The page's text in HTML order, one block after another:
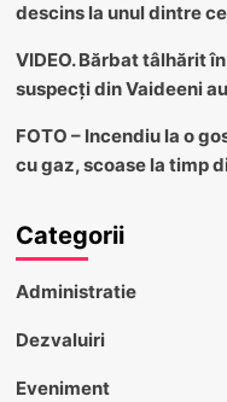
descins la unul dintre
VIDEO. Bărbat tâlhărit
suspecți din Vaideeni
FOTO – Incendiu la o
cu gaz, scoase la timp
Categorii
Administratie
Dezvaluiri
Eveniment